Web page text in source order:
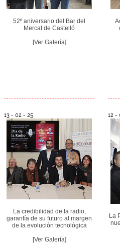
52º aniversario del Bar del
Mercat de Castelló
[Ver Galería]
13 - 02 - 25
La credibilidad de la radio,
garantía de su futuro al margen
de la evolución tecnológica
[Ver Galería]
12 -
La